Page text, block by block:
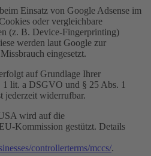
Einsatz von Google Adsense im
oder vergleichbare
(z. B. Device-Fingerprinting)
werden laut Google zur
eingesetzt.
auf Grundlage Ihrer
lit. a DSGVO und § 25 Abs. 1
widerrufbar.
wird auf die
Kommission gestützt. Details
controllerterms/mccs/.